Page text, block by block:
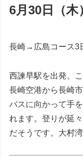
6月30日（木
長崎→広島コース3
西諫早駅を出発。
長崎空港から長崎
バスに向かって手
れます。登りが延
だそうです。大村